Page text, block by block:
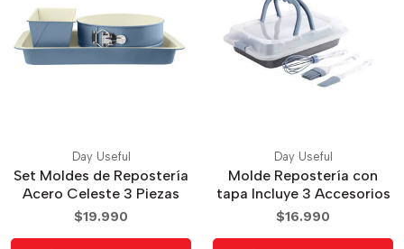
Day Useful
Set Moldes de Repostería
Acero Celeste 3 Piezas
$19.990
Day Useful
Molde Repostería con
tapa Incluye 3 Accesorios
$16.990